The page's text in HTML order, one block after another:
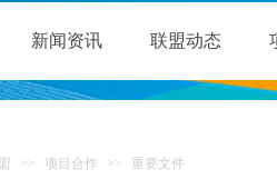
新闻资讯 联盟动态
>> 项目合作 >> 重要文件